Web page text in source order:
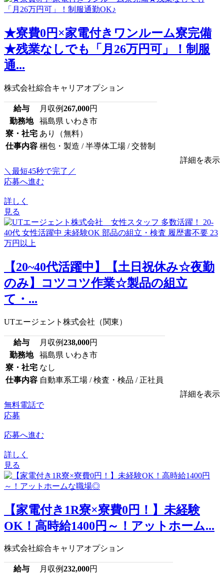
★寮費0円×家電付きワンルーム寮完備
★残業なしでも「月26万円可」！制服
通...
株式会社綜合キャリアオプション
給与 月収例267,000円
勤務地
福島県 いわき市
寮・社宅 あり（無料）
仕事内容 梱包・製造 / 半導体工場 / 交替制
詳細を表示
＼最短45秒で完了／
応募へ進む
詳しく
見る
【20~40代活躍中】【土日祝休み☆夜勤
のみ】コツコツ作業☆製品の組立
て・...
UTエージェント株式会社（関東）
給与 月収例238,000円
勤務地
福島県 いわき市
寮・社宅 なし
仕事内容 自動車系工場 / 検査・検品 / 正社員
詳細を表示
無料電話で
応募
応募へ進む
詳しく
見る
【家電付き1R寮×寮費0円！】未経験
OK！高時給1400円～！アットホーム...
株式会社綜合キャリアオプション
給与 月収例232,000円